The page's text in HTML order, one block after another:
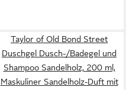
Taylor of Old Bond Street
Duschgel Dusch-/Badegel und
Shampoo Sandelholz, 200 ml,
Maskuliner Sandelholz-Duft mit